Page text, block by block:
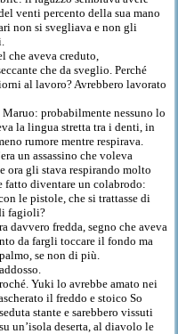
venti percento della sua mano
non si svegliava e non gli
che aveva creduto,
che da sveglio. Perché
al lavoro? Avrebbero lavorato
probabilmente nessuno lo
la lingua stretta tra i denti, in
rumore mentre respirava.
un assassino che voleva
ora gli stava respirando molto
fatto diventare un colabrodo:
le pistole, che si trattasse di
fagioli?
davvero fredda, segno che aveva
da fargli toccare il fondo ma
se non di più.
Yuki lo avrebbe amato nei
il freddo e stoico So
stante e sarebbero vissuti
un’isola deserta, al diavolo le